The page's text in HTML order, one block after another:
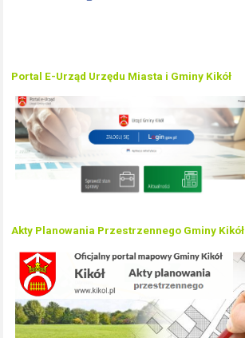
Portal E-Urząd Urzędu Miasta i Gminy Kikół
Akty Planowania Przestrzennego Gminy Kikół